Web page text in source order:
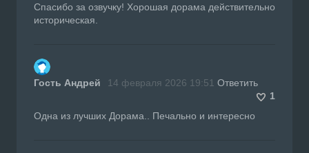
Спасибо за озвучку! Хорошая дорама действительно
историческая.
Гость Андрей 14 февраля 2026 19:51 Ответить
1
Одна из лучших Дорама.. Печально и интересно